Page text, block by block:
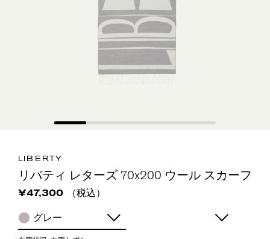
LIBERTY
リバティ レターズ 70x200 ウール スカーフ
¥47,300
（税込）
グレー